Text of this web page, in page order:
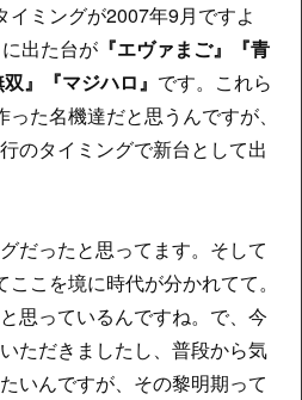
イミングが2007年9月ですよ
出た台が『エヴァまご』『青
』『マジハロ』 です。これら
た名機達だと思うんですが、
のタイミングで新台として出
だったと思ってます。そして
こを境に時代が分かれてて。
思っているんですね。で、今
ただきましたし、普段から気
いんですが、その黎明期って